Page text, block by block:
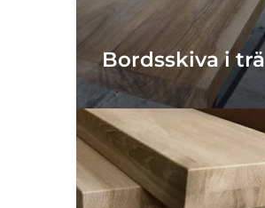
Bordsskiva i trä